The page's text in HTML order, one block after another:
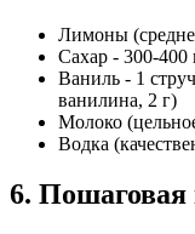
Лимоны
Сахар - 300-400
Ваниль - 1
ванилина, 2 г)
Молоко
Водка
6. Пошаговая